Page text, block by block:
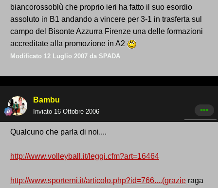
biancorossoblù che proprio ieri ha fatto il suo esordio
assoluto in B1 andando a vincere per 3-1 in trasferta sul
campo del Bisonte Azzurra Firenze una delle formazioni
accreditate alla promozione in A2
Modificato 12 Luglio 2007 da SPADA
Bambu
Inviato 16 Ottobre 2006
Qualcuno che parla di noi....
http://www.volleyball.it/leggi.cfm?art=16464
http://www.sporterni.it/articolo.php?id=766....(grazie raga